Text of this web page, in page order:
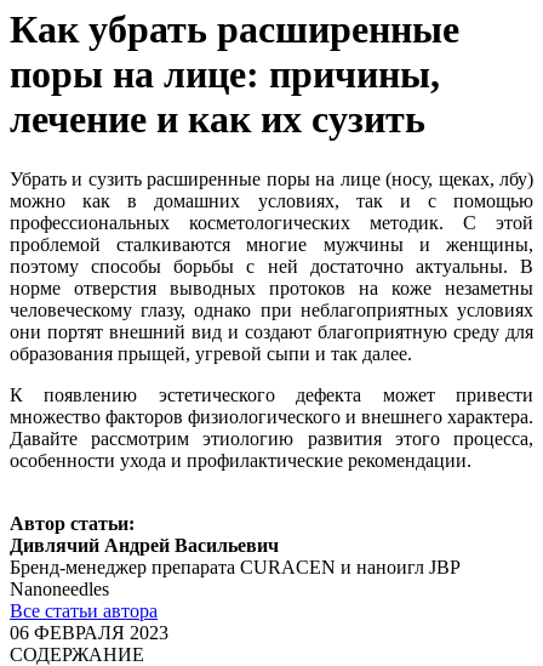
Как убрать расширенные
поры на лице: причины,
лечение и как их сузить
Убрать и сузить расширенные поры на лице (носу, щеках, лбу)
можно как в домашних условиях, так и с помощью
профессиональных косметологических методик. С этой
проблемой сталкиваются многие мужчины и женщины,
поэтому способы борьбы с ней достаточно актуальны. В
норме отверстия выводных протоков на коже незаметны
человеческому глазу, однако при неблагоприятных условиях
они портят внешний вид и создают благоприятную среду для
образования прыщей, угревой сыпи и так далее.
К появлению эстетического дефекта может привести
множество факторов физиологического и внешнего характера.
Давайте рассмотрим этиологию развития этого процесса,
особенности ухода и профилактические рекомендации.
Автор статьи:
Дивлячий Андрей Васильевич
Бренд-менеджер препарата CURACEN и наноигл JBP
Nanoneedles
Все статьи автора
06 ФЕВРАЛЯ 2023
СОДЕРЖАНИЕ